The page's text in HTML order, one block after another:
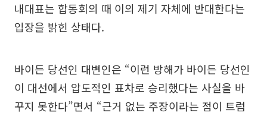
내대표는 합동회의 때 이의 제기 자체에 반대한다는
입장을 밝힌 상태다.
바이든 당선인 대변인은 “이런 방해가 바이든 당선인
이 대선에서 압도적인 표차로 승리했다는 사실을 바
꾸지 못한다”면서 “근거 없는 주장이라는 점이 트럼